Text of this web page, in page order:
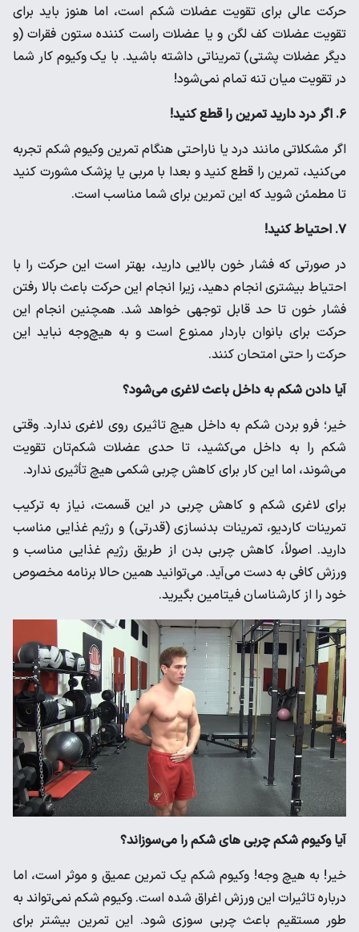
حرکت عالی برای تقویت عضلات شکم است، اما هنوز باید برای
تقویت عضلات کف لگن و یا عضلات راست کننده ستون فقرات (و
دیگر عضلات پشتی) تمریناتی داشته باشید. با یک وکیوم کار شما
در تقویت میان تنه تمام نمی‌شود!
۶. اگر درد دارید تمرین را قطع کنید!
اگر مشکلاتی مانند درد یا ناراحتی هنگام تمرین وکیوم شکم تجربه
می‌کنید، تمرین را قطع کنید و بعدا با مربی یا پزشک مشورت کنید
تا مطمئن شوید که این تمرین برای شما مناسب است.
۷. احتیاط کنید!
در صورتی که فشار خون بالایی دارید، بهتر است این حرکت را با
احتیاط بیشتری انجام دهید، زیرا انجام این حرکت باعث بالا رفتن
فشار خون تا حد قابل توجهی خواهد شد. همچنین انجام این
حرکت برای بانوان باردار ممنوع است و به هیچ‌وجه نباید این
حرکت را حتی امتحان کنند.
آیا دادن شکم به داخل باعث لاغری می‌شود؟
خیر؛ فرو بردن شکم به داخل هیچ تاثیری روی لاغری ندارد. وقتی
شکم را به داخل می‌کشید، تا حدی عضلات شکم‌تان تقویت
می‌شوند، اما این کار برای کاهش چربی شکمی هیچ تأثیری ندارد.
برای لاغری شکم و کاهش چربی در این قسمت، نیاز به ترکیب
تمرینات کاردیو، تمرینات بدنسازی (قدرتی) و رژیم غذایی مناسب
دارید. اصولاً، کاهش چربی بدن از طریق رژیم غذایی مناسب و
ورزش کافی به دست می‌آید. می‌توانید همین حالا برنامه مخصوص
خود را از کارشناسان فیتامین بگیرید.
آیا وکیوم شکم چربی های شکم را می‌سوزاند؟
خیر! به هیچ وجه! وکیوم شکم یک تمرین عمیق و موثر است، اما
درباره تاثیرات این ورزش اغراق شده است. وکیوم شکم نمی‌تواند به
طور مستقیم باعث چربی سوزی شود. این تمرین بیشتر برای